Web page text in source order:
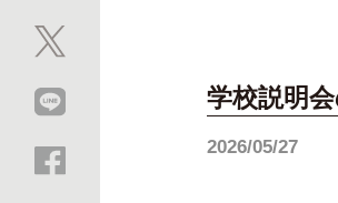
学校説明
2026/05/27